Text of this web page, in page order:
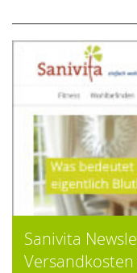
Sanivita